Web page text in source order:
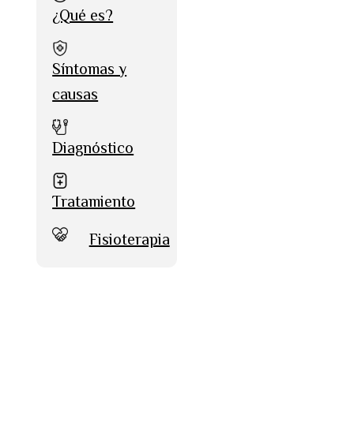
¿Qué es?
Síntomas y
causas
Diagnóstico
Tratamiento
Fisioterapia